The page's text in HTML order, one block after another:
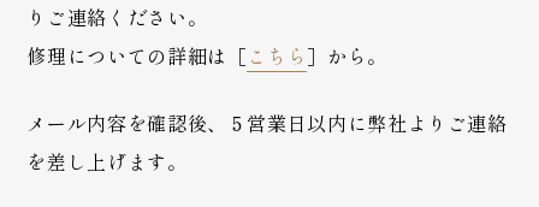
りご連絡ください。
修理についての詳細は［ こちら ］から。
メール内容を確認後、５営業日以内に弊社よりご連絡
を差し上げます。